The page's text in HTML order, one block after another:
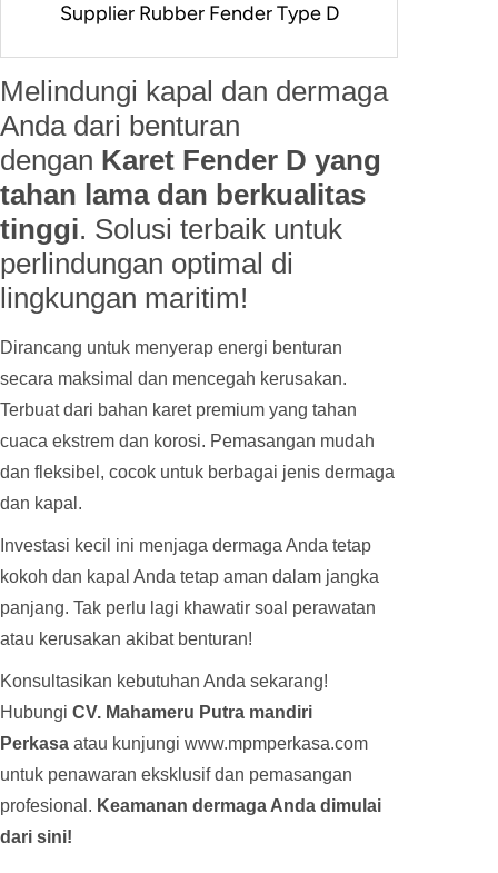
Supplier Rubber Fender Type D
Melindungi kapal dan dermaga
Anda dari benturan
dengan Karet Fender D yang
tahan lama dan berkualitas
tinggi. Solusi terbaik untuk
perlindungan optimal di
lingkungan maritim!
Dirancang untuk menyerap energi benturan
secara maksimal dan mencegah kerusakan.
Terbuat dari bahan karet premium yang tahan
cuaca ekstrem dan korosi. Pemasangan mudah
dan fleksibel, cocok untuk berbagai jenis dermaga
dan kapal.
Investasi kecil ini menjaga dermaga Anda tetap
kokoh dan kapal Anda tetap aman dalam jangka
panjang. Tak perlu lagi khawatir soal perawatan
atau kerusakan akibat benturan!
Konsultasikan kebutuhan Anda sekarang!
Hubungi CV. Mahameru Putra mandiri
Perkasa atau kunjungi www.mpmperkasa.com
untuk penawaran eksklusif dan pemasangan
profesional. Keamanan dermaga Anda dimulai
dari sini!